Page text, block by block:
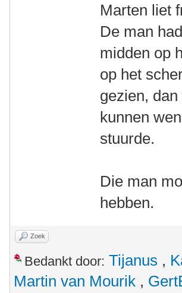
Marten liet
De man
midden op
op het
gezien,
kunnen
stuurde.
Die man
hebben.
Zoek
Bedankt door: Tijanus ,
Martin van Mourik ,